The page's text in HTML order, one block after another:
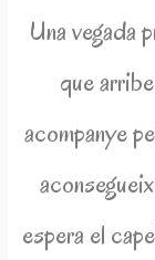
Una vegada
que
acompanye
espera el